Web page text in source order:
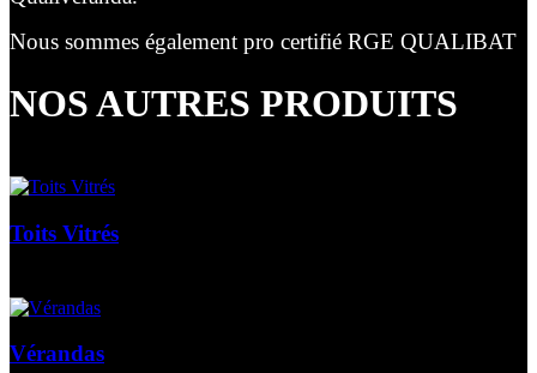
Nous sommes également pro certifié RGE QUALIBAT
NOS AUTRES PRODUITS
Toits Vitrés
Vérandas